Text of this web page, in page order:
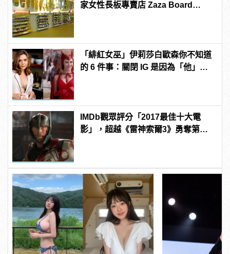
家女性長板專賣店 Zaza Board
「緋紅女巫」伊莉莎白歐森你不知道
的 6 件事：關閉 IG 是因為「他」？
IMDb觀眾評分「2017最佳十大電
影」，超越《雷神索爾3》勇奪第一